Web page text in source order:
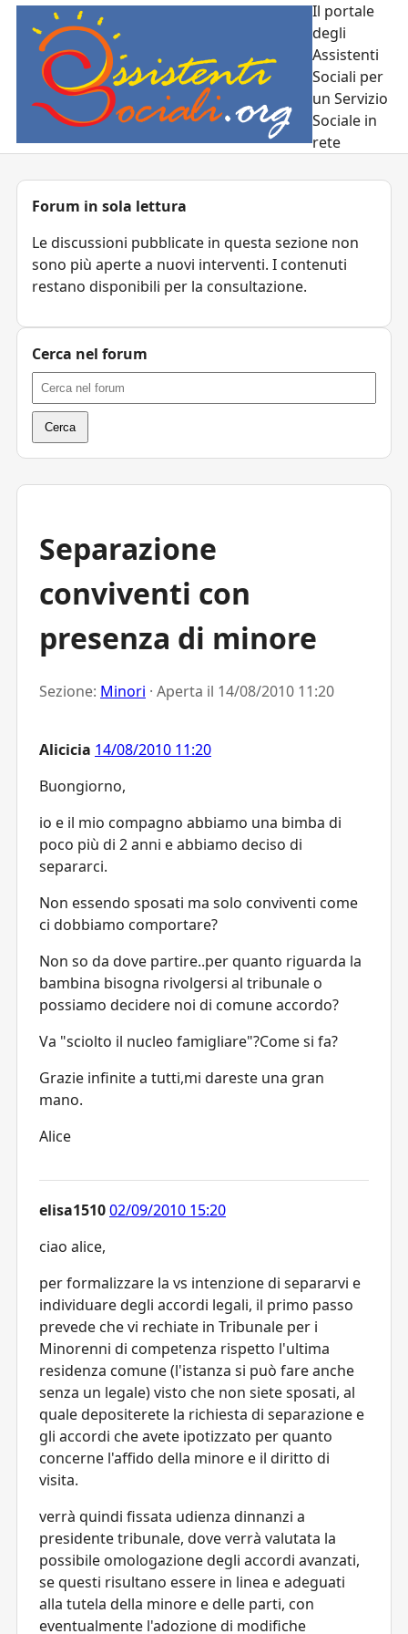
Il portale
degli
Assistenti
Sociali per
un Servizio
Sociale in
rete
Separazione
conviventi con
presenza di minore
Sezione: Minori · Aperta il 14/08/2010 11:20
Alicicia 14/08/2010 11:20
Buongiorno,
io e il mio compagno abbiamo una bimba di
poco più di 2 anni e abbiamo deciso di
separarci.
Non essendo sposati ma solo conviventi come
ci dobbiamo comportare?
Non so da dove partire..per quanto riguarda la
bambina bisogna rivolgersi al tribunale o
possiamo decidere noi di comune accordo?
Va "sciolto il nucleo famigliare"?Come si fa?
Grazie infinite a tutti,mi dareste una gran
mano.
Alice
elisa151002/09/2010 15:20
ciao alice,
per formalizzare la vs intenzione di separarvi e
individuare degli accordi legali, il primo passo
prevede che vi rechiate in Tribunale per i
Minorenni di competenza rispetto l'ultima
residenza comune (l'istanza si può fare anche
senza un legale) visto che non siete sposati, al
quale depositerete la richiesta di separazione e
gli accordi che avete ipotizzato per quanto
concerne l'affido della minore e il diritto di
visita.
verrà quindi fissata udienza dinnanzi a
presidente tribunale, dove verrà valutata la
possibile omologazione degli accordi avanzati,
se questi risultano essere in linea e adeguati
alla tutela della minore e delle parti, con
eventualmente l'adozione di modifiche
Forum in sola lettura
Le discussioni pubblicate in questa sezione non
sono più aperte a nuovi interventi. I contenuti
restano disponibili per la consultazione.
Cerca nel forum
Cerca